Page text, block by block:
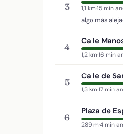
3 1,1 km·15 min
algo más
4
Calle
1,2 km·16 min
5
Calle de
1,3 km·17 min
6
Plaza de
289 m·4 min